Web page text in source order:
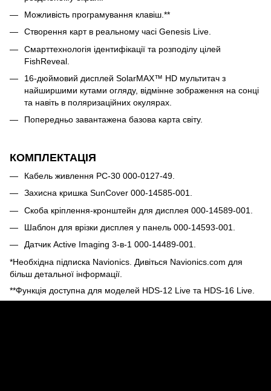
Можливість програмування клавіш.**
Створення карт в реальному часі Genesis Live.
Смарттехнологія ідентифікації та розподілу цілей
FishReveal.
16-дюймовий дисплей SolarMAX™ HD мультитач з
найширшими кутами огляду, відмінне зображення на сонці
та навіть в поляризаційних окулярах.
Попередньо завантажена базова карта світу.
КОМПЛЕКТАЦІЯ
Кабель живлення PC-30 000-0127-49.
Захисна кришка SunCover 000-14585-001.
Скоба кріплення-кронштейн для дисплея 000-14589-001.
Шаблон для врізки дисплея у панель 000-14593-001.
Датчик Active Imaging 3-в-1 000-14489-001.
*Необхідна підписка Navionics. Дивіться Navionics.com для
більш детальної інформації.
**Функція доступна для моделей HDS-12 Live та HDS-16 Live.